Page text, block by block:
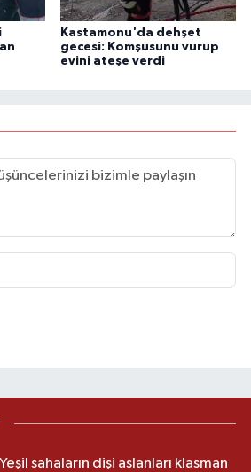
Kastamonu'da dehşet
gecesi: Komşusunu vurup
evini ateşe verdi
Yeşil sahaların dişi aslanları klasman